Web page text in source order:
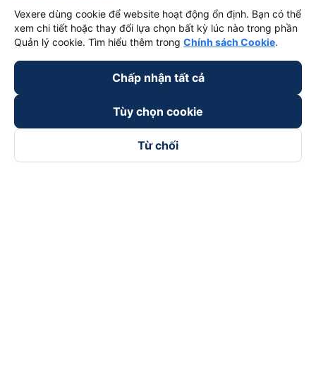
Vexere dùng cookie để website hoạt động ổn định. Bạn có thể
xem chi tiết hoặc thay đổi lựa chọn bất kỳ lúc nào trong phần
Quản lý cookie. Tìm hiểu thêm trong Chính sách Cookie.
Chấp nhận tất cả
Tùy chọn cookie
Từ chối